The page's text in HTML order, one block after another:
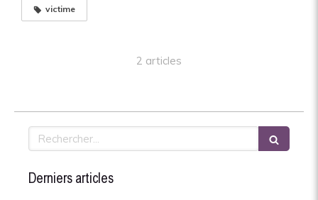
victime
2 articles
Rechercher
Derniers articles